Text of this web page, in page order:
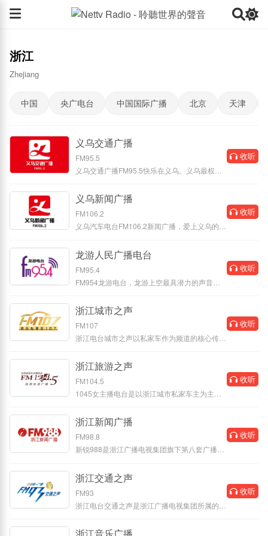
浙江
Zhejiang
中国 央广电台 中国国际广播 北京 天津
义乌交通广播
FM95.5
义乌交通广播FM95.5快乐在义乌。义乌最权威
收听
义乌新闻广播
FM106.2
义乌汽车电台FM106.2新闻广播，爱上义乌的声
收听
龙游人民广播电台
FM95.4
FM954龙游电台，龙游上空最具潜力的声音媒
收听
浙江城市之声
FM107
浙江电台城市之声以私家车作为频道的核心传播
收听
浙江旅游之声
FM104.5
1045女主播电台是以浙江城市私家车主为主要
收听
浙江新闻广播
FM98.8
新锐988是浙江广播电视集团旗下第八套广播频
收听
浙江交通之声
FM93
浙江电台交通之声是浙江广播电视集团所属的广
收听
浙江音乐广播